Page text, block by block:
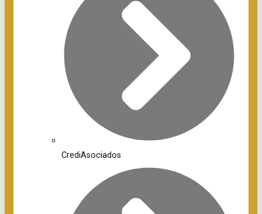
CrediAsociados